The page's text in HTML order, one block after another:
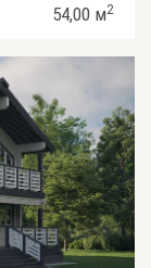
54,00 м2